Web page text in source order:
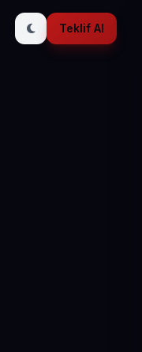
Teklif Al